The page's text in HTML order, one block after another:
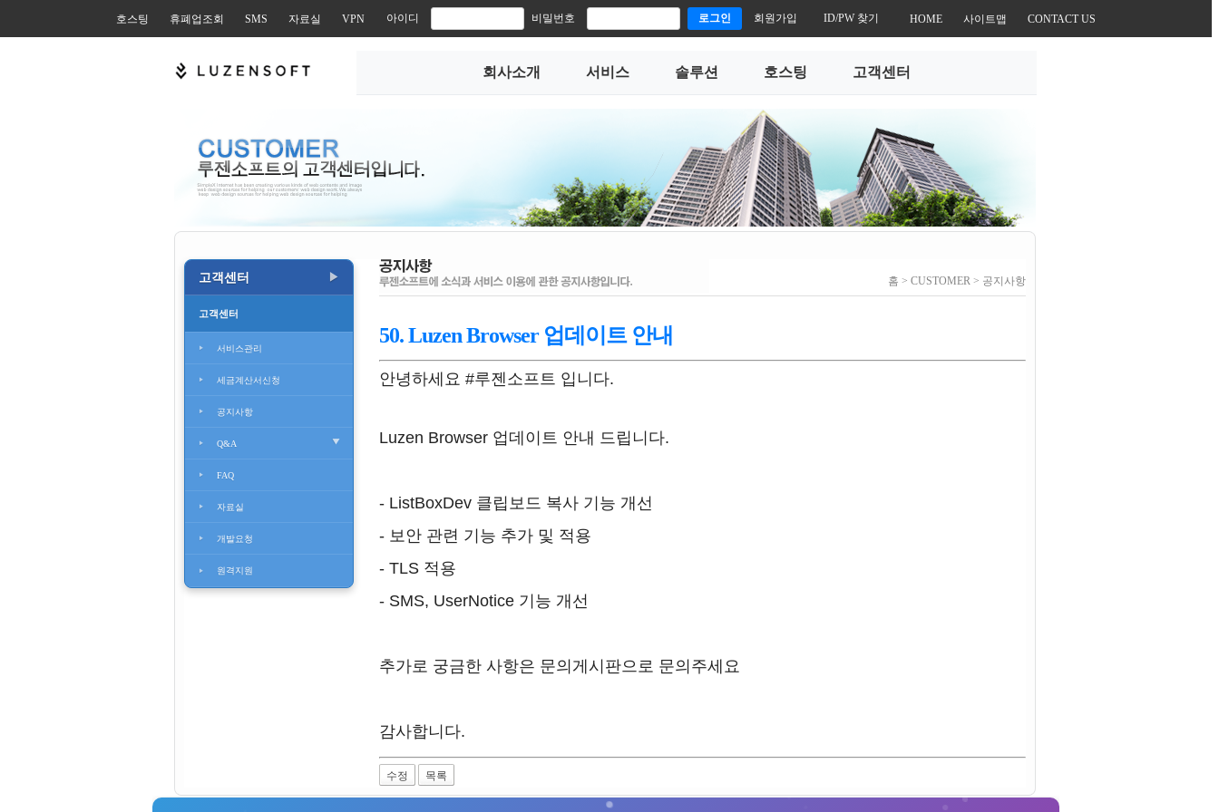
호스팅 휴폐업조회 SMS 자료실 VPN 아이디 비밀번호 로그인 회원가입 ID/PW 찾기 HOME 사이트맵 CONTACT US
회사소개 서비스 솔루션 호스팅 고객센터
고객센터 ▶
고객센터
서비스관리
세금계산서신청
공지사항
Q&A
FAQ
자료실
개발요청
원격지원
홈 > CUSTOMER > 공지사항
50. Luzen Browser 업데이트 안내
안녕하세요 #루젠소프트 입니다.
Luzen Browser 업데이트 안내 드립니다.
- ListBoxDev 클립보드 복사 기능 개선
- 보안 관련 기능 추가 및 적용
- TLS 적용
- SMS, UserNotice 기능 개선
추가로 궁금한 사항은 문의게시판으로 문의주세요
감사합니다.